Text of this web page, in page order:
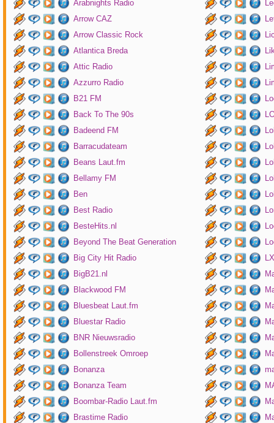
Arabnights Radio
Arrow CAZ
Arrow Classic Rock
Atlantica Breda
Attic Radio
Azzurro Radio
B21 FM
Back To The 90s
Badeend FM
Barracudateam
Beans Laut.fm
Bellamy FM
Ben
Best Radio
BesteHits.nl
Beyond The Beat Generation
Big City Hit Radio
BigB21.nl
Blackwood FM
Bluesbeat Laut.fm
Bluestar Radio
BNR Nieuwsradio
Bollenstreek Omroep
Bonanza
Bonanza Team
Boombar-Radio Laut.fm
Brastime Radio